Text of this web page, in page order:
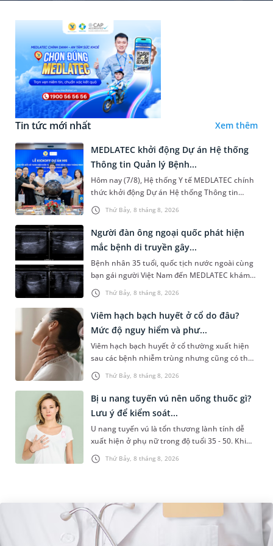
Tin tức mới nhất Xem thêm
Thứ Bảy, 8 tháng 8, 2026
MEDLATEC khởi động Dự án Hệ thống
Thông tin Quản lý Bệnh...
Hôm nay (7/8), Hệ thống Y tế MEDLATEC chính
thức khởi động Dự án Hệ thống Thông tin
Quản lý Bệnh viện (HIS - Hospital Information
System) giai đoạn mới. Dự á...
Thứ Bảy, 8 tháng 8, 2026
Người đàn ông ngoại quốc phát hiện
mắc bệnh di truyền gây...
Bệnh nhân 35 tuổi, quốc tịch nước ngoài cùng
bạn gái người Việt Nam đến MEDLATEC khám
sức khỏe tiền hôn nhân. Qua thăm khám và
làm các xét nghiệm chuyên sâu,...
Thứ Bảy, 8 tháng 8, 2026
Viêm hạch bạch huyết ở cổ do đâu?
Mức độ nguy hiểm và phư...
Viêm hạch bạch huyết ở cổ thường xuất hiện
sau các bệnh nhiễm trùng nhưng cũng có thể
liên quan đến lao hạch hoặc ung thư. Để tìm
hiểu nguyên nhân gây viêm,...
Thứ Bảy, 8 tháng 8, 2026
Bị u nang tuyến vú nên uống thuốc gì?
Lưu ý để kiểm soát...
U nang tuyến vú là tổn thương lành tính dễ
xuất hiện ở phụ nữ trong độ tuổi 35 - 50. Khi
được chẩn đoán mắc bệnh, nhiều người
thường băn khoăn u nang tuyến v...